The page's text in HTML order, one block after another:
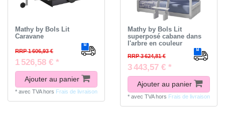
Mathy by Bols Lit
Caravane
RRP 1 606,93 €
1 526,58 € *
Ajouter au panier
* avec TVAhors Frais de livraison
Mathy by Bols Lit
superposé cabane dans
l'arbre en couleur
RRP 3 624,81 €
3 443,57 € *
Ajouter au panier
* avec TVAhors Frais de livraison